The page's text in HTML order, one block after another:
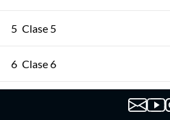
5 Clase 5
6 Clase 6